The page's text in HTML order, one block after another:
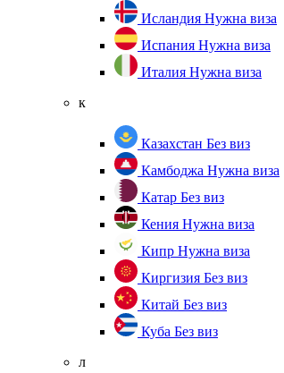
Исландия Нужна виза
Испания Нужна виза
Италия Нужна виза
к
Казахстан Без виз
Камбоджа Нужна виза
Катар Без виз
Кения Нужна виза
Кипр Нужна виза
Киргизия Без виз
Китай Без виз
Куба Без виз
л